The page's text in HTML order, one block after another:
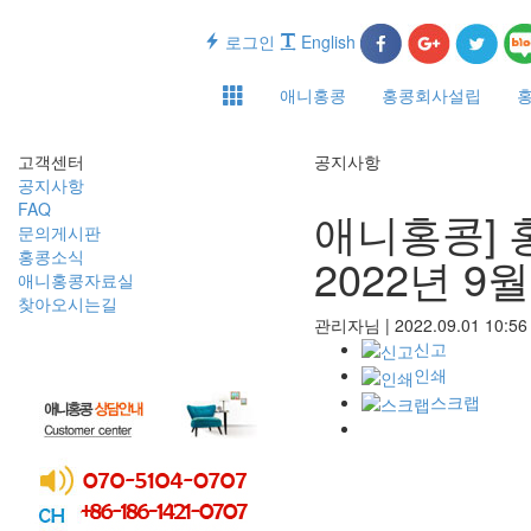
로그인 English
애니홍콩 홍콩회사설립
고객센터
공지사항
FAQ
문의게시판
홍콩소식
애니홍콩자료실
찾아오시는길
공지사항
애니홍콩]
2022년 9
관리자님 | 2022.09.01 10:56
신고
인쇄
스크랩